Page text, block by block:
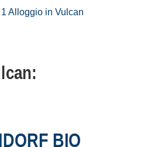
Alloggio in Vulcan
BIO